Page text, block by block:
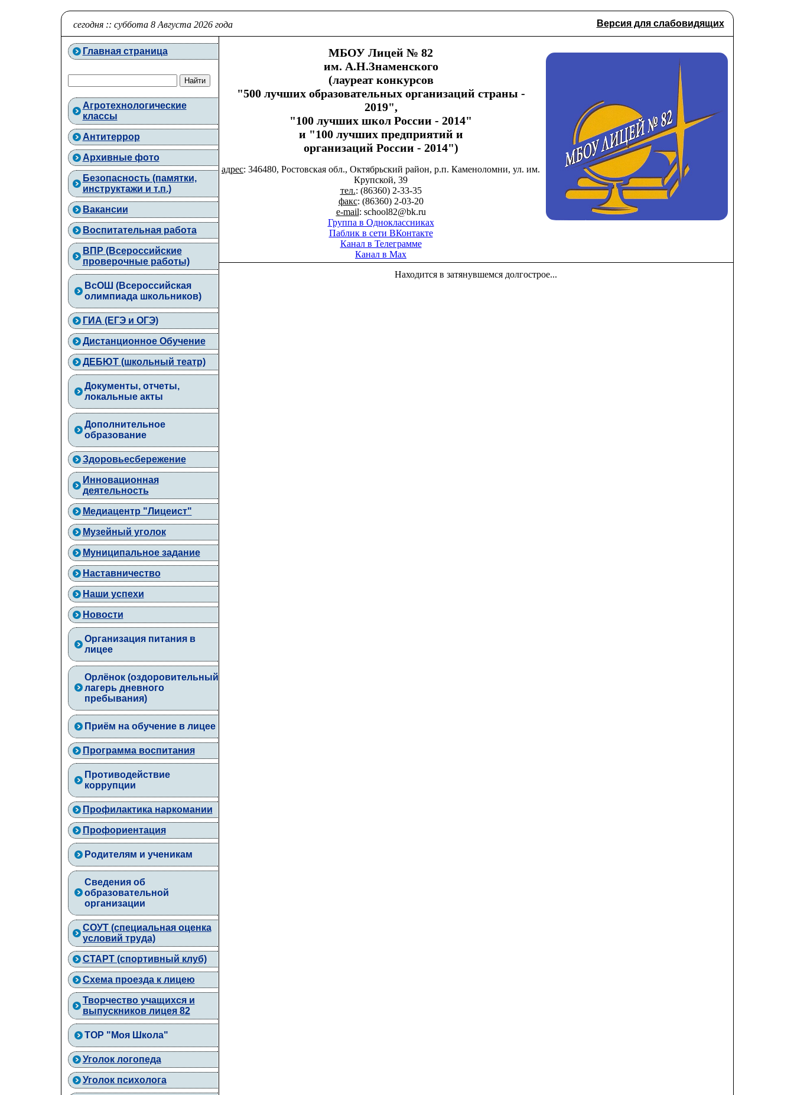
сегодня :: суббота 8 Августа 2026 года Версия для слабовидящих
Главная страница
Агротехнологические
классы
Антитеррор
Архивные фото
Безопасность (памятки,
инструктажи и т.п.)
Вакансии
Воспитательная работа
ВПР (Всероссийские
проверочные работы)
ВcОШ (Всероссийская
олимпиада школьников)
ГИА (ЕГЭ и ОГЭ)
Дистанционное Обучение
ДЕБЮТ (школьный театр)
Документы, отчеты,
локальные акты
Дополнительное
образование
Здоровьесбережение
Инновационная
деятельность
Медиацентр "Лицеист"
Музейный уголок
Муниципальное задание
Наставничество
Наши успехи
Новости
Организация питания в
лицее
Орлёнок (оздоровительный
лагерь дневного
пребывания)
Приём на обучение в лицее
Программа воспитания
Противодействие
коррупции
Профилактика наркомании
Профориентация
Родителям и ученикам
Сведения об
образовательной
организации
СОУТ (специальная оценка
условий труда)
СТАРТ (спортивный клуб)
Схема проезда к лицею
Творчество учащихся и
выпускников лицея 82
ТОР "Моя Школа"
Уголок логопеда
Уголок психолога
МБОУ Лицей № 82
им. А.Н.Знаменского
(лауреат конкурсов
"500 лучших образовательных организаций страны -
2019",
"100 лучших школ России - 2014"
и "100 лучших предприятий и
организаций России - 2014")
адрес: 346480, Ростовская обл., Октябрьский район, р.п. Каменоломни, ул. им.
Крупской, 39
тел.: (86360) 2-33-35
факс: (86360) 2-03-20
e-mail: school82@bk.ru
Группа в Одноклассниках
Паблик в сети ВКонтакте
Канал в Телеграмме
Канал в Max
Находится в затянувшемся долгострое...